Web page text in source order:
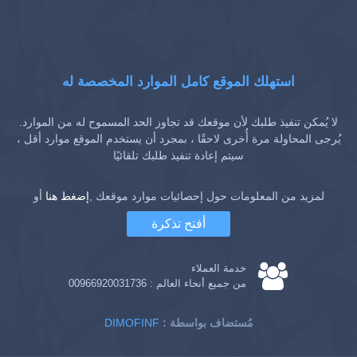
استهلك الموقع كامل الموارد المخصصة له
لا يُمكن تنفيذ طلبك لأن موقعك قد تجاوز الحد المسموح له من الموارد.
يُرجى المحاولة مرة أُخرى لاحقًا ، بمجرد أن يستخدم الموقع موارد أقل ،
سيتم إعادة تنفيذ طلبك تلقائيًا
لمزيد من المعلومات حول إحصائيات موارد موقعك ,إضغط هنا أو
أفتح تذكرة
خدمة العملاء
من جميع أنحاء العالم : 00966920031736
DIMOFINF : مُستضاف بواسطة